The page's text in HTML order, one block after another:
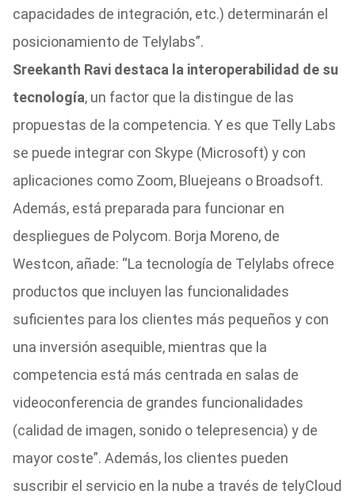
capacidades de integración, etc.) determinarán el
posicionamiento de Telylabs”.
Sreekanth Ravi destaca la interoperabilidad de su
tecnología, un factor que la distingue de las
propuestas de la competencia. Y es que Telly Labs
se puede integrar con Skype (Microsoft) y con
aplicaciones como Zoom, Bluejeans o Broadsoft.
Además, está preparada para funcionar en
despliegues de Polycom. Borja Moreno, de
Westcon, añade: “La tecnología de Telylabs ofrece
productos que incluyen las funcionalidades
suficientes para los clientes más pequeños y con
una inversión asequible, mientras que la
competencia está más centrada en salas de
videoconferencia de grandes funcionalidades
(calidad de imagen, sonido o telepresencia) y de
mayor coste”. Además, los clientes pueden
suscribir el servicio en la nube a través de telyCloud